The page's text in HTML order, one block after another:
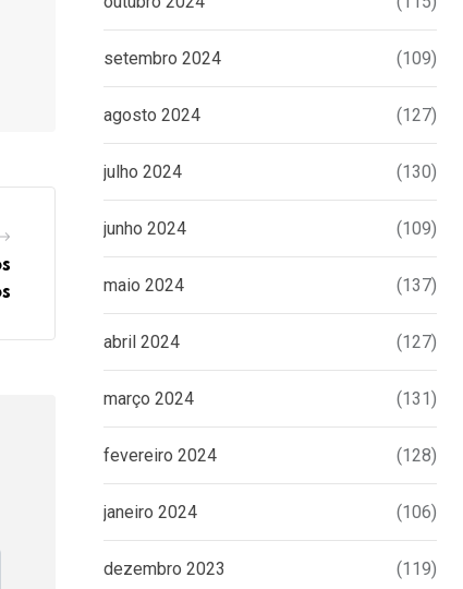
setembro 2024 (109)
agosto 2024 (127)
julho 2024 (130)
junho 2024 (109)
maio 2024 (137)
abril 2024 (127)
março 2024 (131)
fevereiro 2024 (128)
janeiro 2024 (106)
dezembro 2023 (119)